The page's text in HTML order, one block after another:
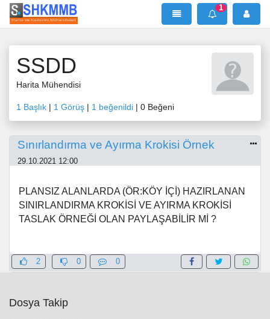
SHKMMB MenÜ Mesaj
1
SSDD
Harita Mühendisi
1 Başlık | 1 Görüş | 1 beğenildi | 0 Beğeni
Sınırlandırma ve Ayırma Krokisi Örnek
29.10.2021 12:00
PLANSIZ ALANLARDA (ÖR:KÖY İÇİ) HAZIRLANAN
SINIRLANDIRMA KROKİSİ VE AYIRMA KROKİSİ
TASLAK ÖRNEĞİ OLAN PAYLAŞABİLİR Mİ ?
2 0 0
Dosya Takip